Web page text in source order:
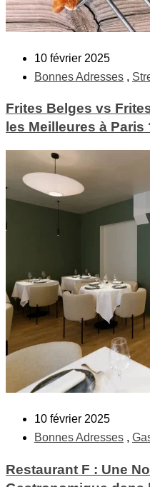
10 février 2025
Bonnes Adresses ,
Frites Belges vs
les Meilleures à Paris
10 février 2025
Bonnes Adresses ,
Restaurant F : Une